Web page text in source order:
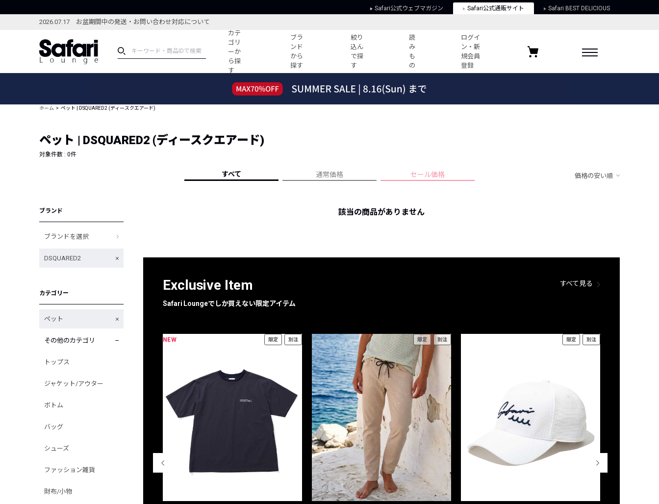
Safari公式ウェブマガジン Safari公式通販サイト Safari BEST DELICIOUS
2026.07.17 お盆期間中の発送・お問い合わせ対応について
カテ
ゴリ
ーか
ら探
す
ブラ
ンド
から
探す
絞り
込ん
で探
す
読
み
も
の
ログイ
ン・新
規会員
登録
ブランドから探す
新着アイテム
編集部のおすすめアイテム
コーディネート
すべての記事
人気記事ランキング
フォーカスブランド
プライバシーポリシー
お気に入りブランド
ホーム ペット | DSQUARED2 (ディースクエアード)
ペット | DSQUARED2 (ディースクエアード)
対象件数 : 0件
すべて 通常価格 セール価格 価格の安い順
ブランド
ブランドを選択
DSQUARED2
カテゴリー
ペット
その他のカテゴリ
トップス
ジャケット/アウター
ボトム
バッグ
シューズ
ファッション雑貨
財布/小物
該当の商品がありません
Exclusive Item
Safari Loungeでしか買えない限定アイテム
すべて見る
NEW 限定 別注 限定 別注 限定 別注